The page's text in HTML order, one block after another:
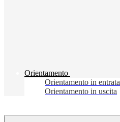
Orientamento
Orientamento in entrata
Orientamento in uscita